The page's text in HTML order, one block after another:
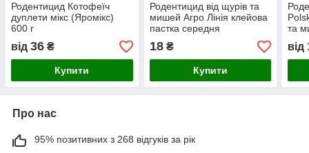
Родентицид Котофеїч
дуплети мікс (Яромікс)
600 г
від 36 ₴
Купити
Родентицид від щурів та
мишей Агро Лінія клейова
пастка середня
130х185мм, 76г
18₴
Купити
та
від
Про нас
95% позитивних з 268 відгуків за рік